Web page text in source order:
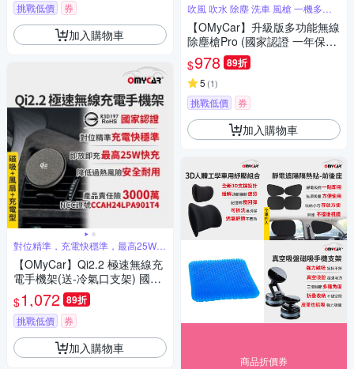
挑戰低價 券
加入購物車
對位精準，充電快穩準，最高25W快
充
【OMyCar】Qi2.2 極速無線充
電手機架(送-冷氣口支架) 國家
認證 一年保固 (強力磁吸 感應
充電 車用手機架 汽車手機架)
$1,072 89折
挑戰低價 券
加入購物車
吹風 吹水 除塵 洗車 風槍 一機多用
途
【OMyCar】升級版多功能無線
除塵槍Pro (國家認證 一年保固)
充氣洗車 暴力渦輪風扇 手持強
力風槍 暴力吹風
$978 89折
5 (1)
挑戰低價 券
加入購物車
商品折價券